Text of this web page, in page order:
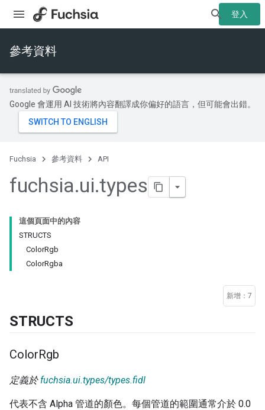
登入
參考資料
Google 會運用 AI 技術將內容翻譯成你偏好的語言，但可能會出錯。
Fuchsia 參考資料 API
fuchsia.ui.types
這個頁面中的內容
STRUCTS
ColorRgb
ColorRgba
新增：7
STRUCTS
ColorRgb
定義於 fuchsia.ui.types/types.fidl
代表不含 Alpha 管道的顏色。每個管道的範圍通常介於 0.0